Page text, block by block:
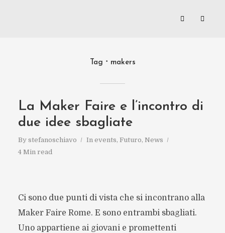
Tag makers
La Maker Faire e l’incontro di
due idee sbagliate
By stefanoschiavo In events, Futuro, News
4 Min read
Ci sono due punti di vista che si incontrano alla
Maker Faire Rome. E sono entrambi sbagliati.
Uno appartiene ai giovani e promettenti